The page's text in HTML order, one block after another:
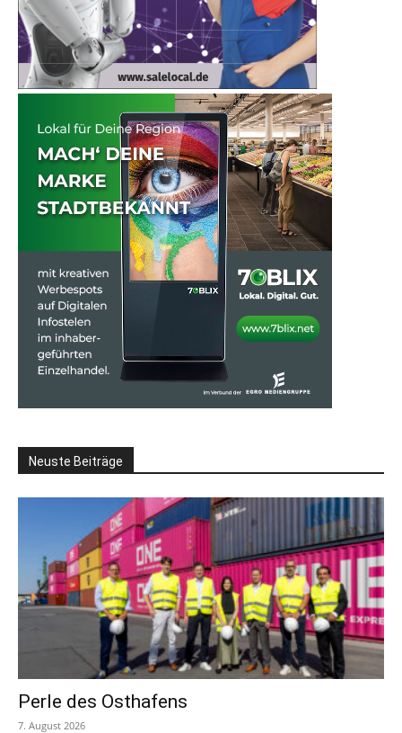
Neuste Beiträge
Perle des Osthafens
7. August 2026